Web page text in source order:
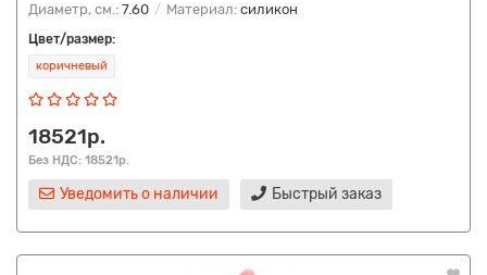
Диаметр, см.: 7.60 Материал: силикон
Цвет/размер:
коричневый
18521р.
Без НДС: 18521р.
Уведомить о наличии Быстрый заказ